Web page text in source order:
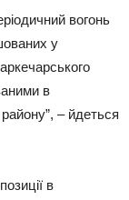
вогонь
у
в
– йдеться
в